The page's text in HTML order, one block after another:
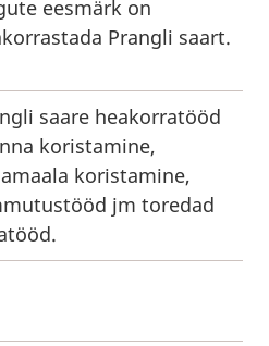
eesmärk on
Prangli saart.
saare heakorratööd
koristamine,
koristamine,
jm toredad